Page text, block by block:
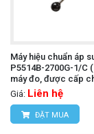
Máy hiệu chuẩn áp
P5514B-2700G-1/C
máy đo, được cấp
Giá: Liên hệ
ĐẶT MUA